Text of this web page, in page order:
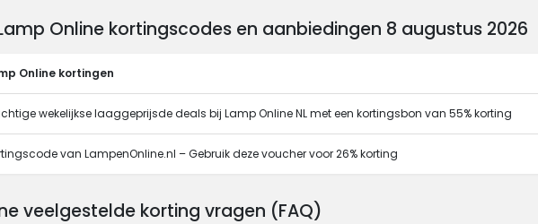
Online kortingscodes en aanbiedingen 8 augustus 2026
Online kortingen
wekelijkse laaggeprijsde deals bij Lamp Online NL met een kortingsbon van 55% korting
van LampenOnline.nl – Gebruik deze voucher voor 26% korting
veelgestelde korting vragen (FAQ)